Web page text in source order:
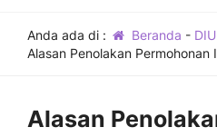
Anda ada di : Beranda -
Alasan Penolakan Permohonan
Alasan